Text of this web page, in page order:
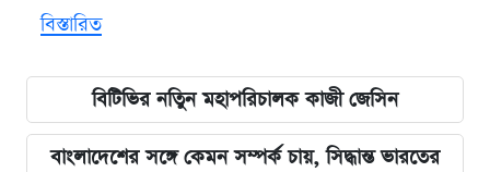
বিস্তারিত
বিটিভির নতিুন মহাপরিচালক কাজী জেসিন
বাংলাদেশের সঙ্গে কেমন সম্পর্ক চায়, সিদ্ধান্ত ভারতের